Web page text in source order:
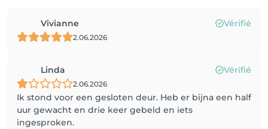
Vivianne Vérifié
2.06.2026
Linda Vérifié
2.06.2026
Ik stond voor een gesloten deur. Heb er bijna een half
uur gewacht en drie keer gebeld en iets
ingesproken.